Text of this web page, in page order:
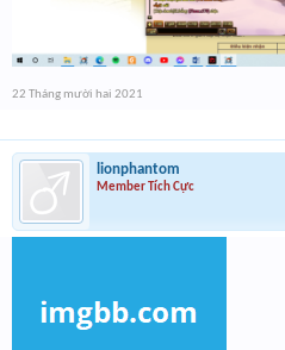
22 Tháng mười hai 2021
lionphantom
Member Tích Cực